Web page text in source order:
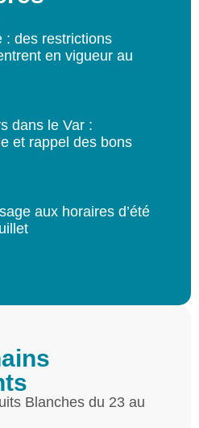
: des restrictions
en vigueur au
dans le Var :
et rappel des bons
aux horaires d’été
Blanches du 23 au